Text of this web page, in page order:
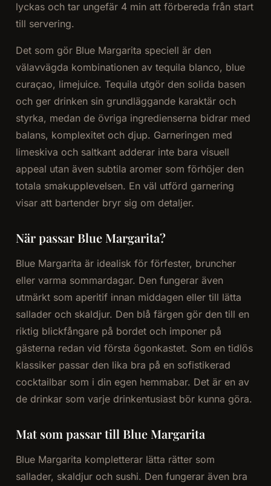
lyckas och tar ungefär 4 min att förbereda från start
till servering.
Det som gör Blue Margarita speciell är den
välavvägda kombinationen av tequila blanco, blue
curaçao, limejuice. Tequila utgör den solida basen
och ger drinken sin grundläggande karaktär och
styrka, medan de övriga ingredienserna bidrar med
balans, komplexitet och djup. Garneringen med
limeskiva och saltkant adderar inte bara visuell
appeal utan även subtila aromer som förhöjer den
totala smakupplevelsen. En väl utförd garnering
visar att bartender bryr sig om detaljer.
När passar Blue Margarita?
Blue Margarita är idealisk för förfester, bruncher
eller varma sommardagar. Den fungerar även
utmärkt som aperitif innan middagen eller till lätta
sallader och skaldjur. Den blå färgen gör den till en
riktig blickfångare på bordet och imponer på
gästerna redan vid första ögonkastet. Som en tidlös
klassiker passar den lika bra på en sofistikerad
cocktailbar som i din egen hemmabar. Det är en av
de drinkar som varje drinkentusiast bör kunna göra.
Mat som passar till Blue Margarita
Blue Margarita kompletterar lätta rätter som
sallader, skaldjur och sushi. Den fungerar även bra